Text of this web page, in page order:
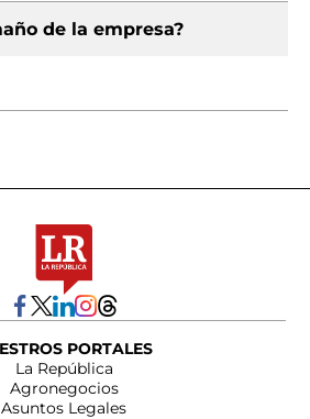
de la empresa?
PORTALES
La República
Agronegocios
Asuntos Legales